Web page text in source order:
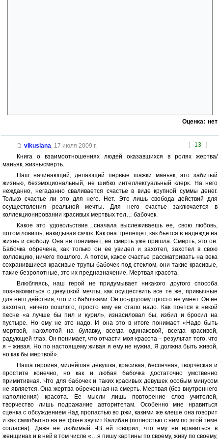
Оценка: нет
[ 13 ]
vikusiana, 17 июля 2009 г.
Книга о взаимоотношениях людей оказавшихся в ролях жертва/
маньяк, жизнь/смерть.
Наш начинающий, делающий первые шажки маньяк, это забитый
жизнью, безэмоциональный, не шибко интеллектуальный клерк. На него
нежданно, негаданно сваливается счастье в виде крупной суммы денег.
Только счастье ли это для него. Нет. Это лишь свобода действий для
осуществления реальной мечты. Для него счастье заключается в
коллекционировании красивых мертвых тел… бабочек.
Какое это удовольствие…сначала выслеживаешь ее, свою любовь,
потом ловишь, накидывая сачок. Как она трепещет, как бьется в надежде на
жизнь и свободу. Она не понимает, ее смерть уже пришла. Смерть, это он.
Бабочка обречена, как только он ее увидел и захотел, захотел в свою
коллекцию, ничего пошлого. А потом, какое счастье рассматривать на века
сохранившиеся красивые трупы бабочек под стеклом, они такие красивые,
такие безропотные, это их предназначение. Мертвая красота.
Влюбляясь, наш герой не придумывает никакого другого способа
познакомиться с девушкой мечты, как осуществить все те же, привычные
для него действия, что и с бабочками. Он по-другому просто не умеет. Он ее
захотел, ничего пошлого, просто ему ее стало надо. Как поется в некой
песне «а лучше бы пил и курил», изнасиловал бы, избил и бросил на
пустыре. Но ему не это надо. И она это в итоге понимает «Надо быть
мертвой, наколотой на булавку, всегда одинаковой, всегда красивой,
радующей глаз. Он понимает, что отчасти моя красота – результат того, что
я – живая. Но по настоящему живая я ему не нужна. Я должна быть живой,
но как бы мертвой».
Наша героиня, милейшая девушка, красивая, беспечная, творческая и
простите конечно, но как и любая бабочка достаточно умственно
примитивная. Что для бабочек и таких красивых девушек особым минусом
не является. Она жертва обреченная на смерть. Мертвая (без внутреннего
наполнения) красота. Ее мысли лишь повторение слов учителей,
творчество лишь подражание авторитетам. Особенно мне нравиться
сценка с обсуждением Над пропастью во ржи, какими же клеше она говорит
и как самобытно на ее фоне звучит Калибан (полностью с ним по этой теме
согласна). Даже ее любимый ЧВ ей говорил, что ему не нравиться в
женщинах и в ней в том числе «…я пишу картины по своему, живу по своему,